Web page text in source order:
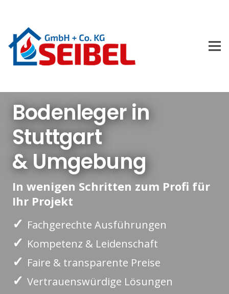
Bodenleger in
Stuttgart
& Umgebung
In wenigen Schritten zum Profi für
Ihr Projekt
✓ Fachgerechte Ausführungen
✓ Kompetenz & Leidenschaft
✓ Faire & transparente Preise
✓ Vertrauenswürdige Lösungen